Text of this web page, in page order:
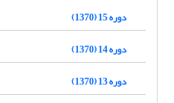
دوره 15 (1370)
دوره 14 (1370)
دوره 13 (1370)